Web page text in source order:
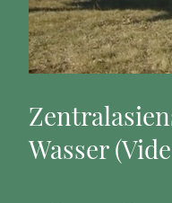
Wasser